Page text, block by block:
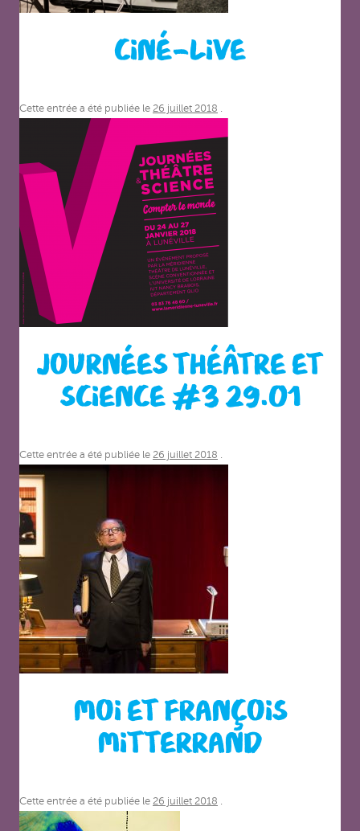
CINÉ-LIVE
Cette entrée a été publiée le 26 juillet 2018 .
JOURNÉES THÉÂTRE ET
SCIENCE #3 29.01
Cette entrée a été publiée le 26 juillet 2018 .
MOI ET FRANÇOIS
MITTERRAND
Cette entrée a été publiée le 26 juillet 2018 .